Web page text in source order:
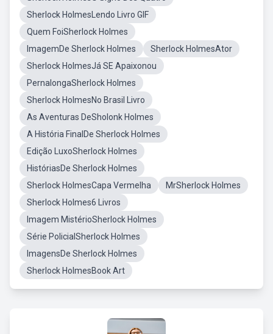
Sherlock HolmesLendo Livro GIF
Quem FoiSherlock Holmes
ImagemDe Sherlock Holmes
Sherlock HolmesAtor
Sherlock HolmesJá SE Apaixonou
PernalongaSherlock Holmes
Sherlock HolmesNo Brasil Livro
As Aventuras DeSholonk Holmes
A História FinalDe Sherlock Holmes
Edição LuxoSherlock Holmes
HistóriasDe Sherlock Holmes
Sherlock HolmesCapa Vermelha
MrSherlock Holmes
Sherlock Holmes6 Livros
Imagem MistérioSherlock Holmes
Série PolicialSherlock Holmes
ImagensDe Sherlock Holmes
Sherlock HolmesBook Art